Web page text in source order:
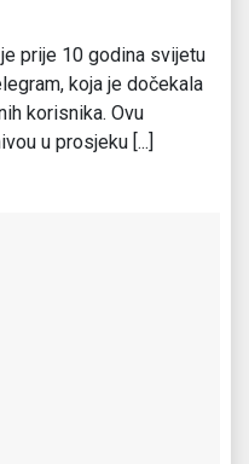
prije 10 godina svijetu
koja je dočekala
korisnika. Ovu
u prosjeku [...]